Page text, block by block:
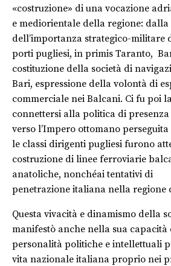
«costruzione» di una vocazione
e mediorientale della regione: dalla
dell’importanza strategico-militare
porti pugliesi, in primis Taranto,
costituzione della società di
Bari, espressione della volontà di
commerciale nei Balcani. Ci fu poi
connettersi alla politica di presenza
verso l’Impero ottomano
le classi dirigenti pugliesi furono
costruzione di linee ferroviarie
anatoliche, nonchéai tentativi di
penetrazione italiana nella regione
Questa vivacità e dinamismo della
manifestò anche nella sua capacità
personalità politiche e intellettuali
vita nazionale italiana proprio nei